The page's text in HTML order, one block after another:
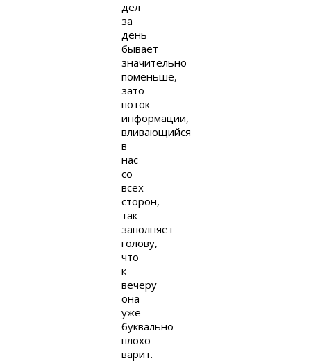
дел
за
день
бывает
значительно
поменьше,
зато
поток
информации,
вливающийся
в
нас
со
всех
сторон,
так
заполняет
голову,
что
к
вечеру
она
уже
буквально
плохо
варит.